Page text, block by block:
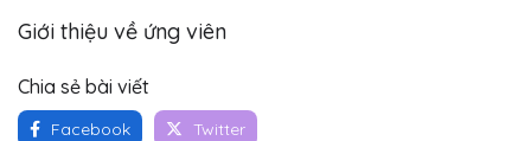
Giới thiệu về ứng viên
Chia sẻ bài viết
Facebook Twitter